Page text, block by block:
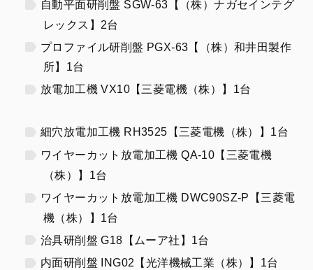
自動平面研削盤 SGW-63【（株）ナガセインテグ
レックス】2台
プロファイル研削盤 PGX-63【（株）和井田製作
所】1台
放電加工機 VX10【三菱電機（株）】1台
細穴放電加工機 RH3525【三菱電機（株）】1台
ワイヤーカット放電加工機 QA-10【三菱電機
（株）】1台
ワイヤーカット放電加工機 DWC90SZ-P【三菱電
機（株）】1台
治具研削盤 G18【ムーア社】1台
内面研削盤 ING02【光洋機械工業（株）】1台